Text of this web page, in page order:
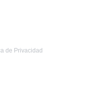
de Privacidad